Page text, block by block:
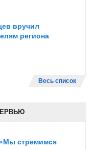
вручил
региона
Весь список
стремимся